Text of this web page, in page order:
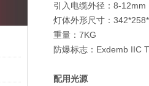
引入电缆外径：8-12mm
灯体外形尺寸：
重量：7KG
防爆标志：Exdemb IIC
配用光源